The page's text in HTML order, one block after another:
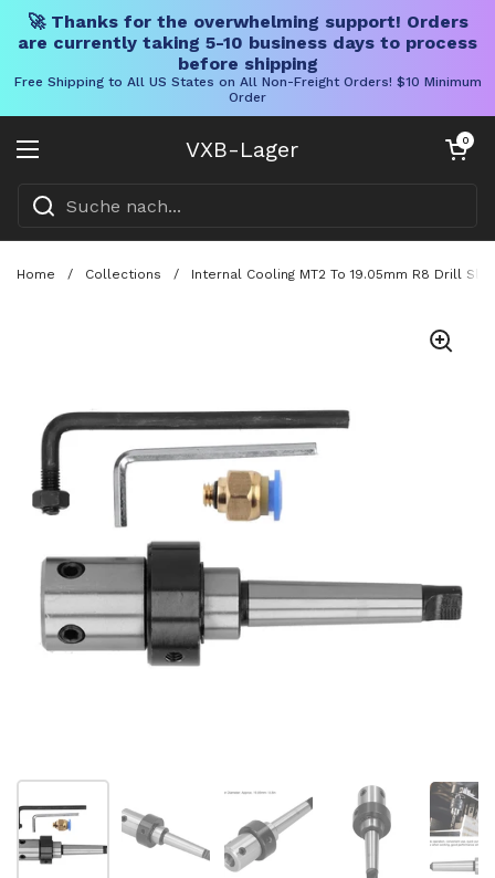
🚀 Thanks for the overwhelming support! Orders
are currently taking 5-10 business days to process
before shipping
Free Shipping to All US States on All Non-Freight Orders! $10 Minimum
Order
VXB-Lager
Menü öffnen
Warenkorb
0
Home / Collections / Internal Cooling MT2 To 19.05mm R8 Drill
Folie 2 anzeigenFolie 3 anzeigenFolie 4 anzeigen